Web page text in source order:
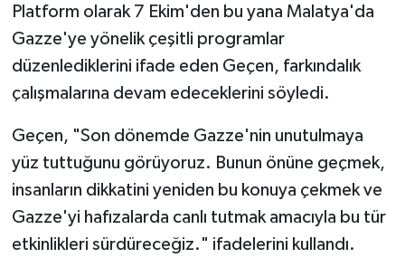
Platform olarak 7 Ekim'den bu yana Malatya'da
Gazze'ye yönelik çeşitli programlar
düzenlediklerini ifade eden Geçen, farkındalık
çalışmalarına devam edeceklerini söyledi.
Geçen, "Son dönemde Gazze'nin unutulmaya
yüz tuttuğunu görüyoruz. Bunun önüne geçmek,
insanların dikkatini yeniden bu konuya çekmek ve
Gazze'yi hafızalarda canlı tutmak amacıyla bu tür
etkinlikleri sürdüreceğiz." ifadelerini kullandı.